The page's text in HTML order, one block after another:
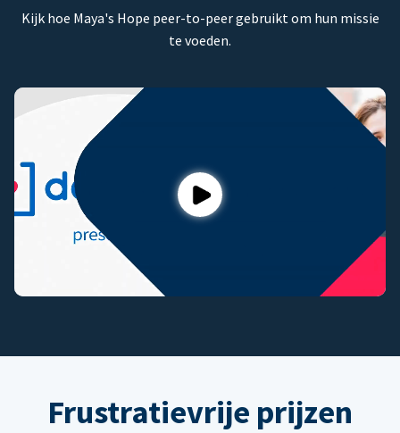
Kijk hoe Maya's Hope peer-to-peer gebruikt om hun missie
te voeden.
Play
Frustratievrije prijzen